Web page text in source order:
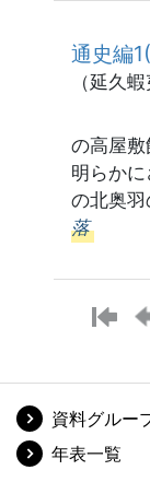
通史編
（延久
の高屋
明らか
の北奥
落
資料グルー
年表一覧